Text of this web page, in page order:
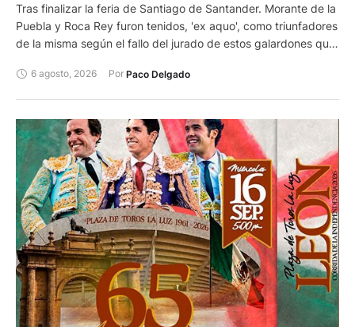
Tras finalizar la feria de Santiago de Santander. Morante de la
Puebla y Roca Rey furon tenidos, 'ex aquo', como triunfadores
de la misma según el fallo del jurado de estos galardones que
6 agosto, 2026 Por Paco Delgado